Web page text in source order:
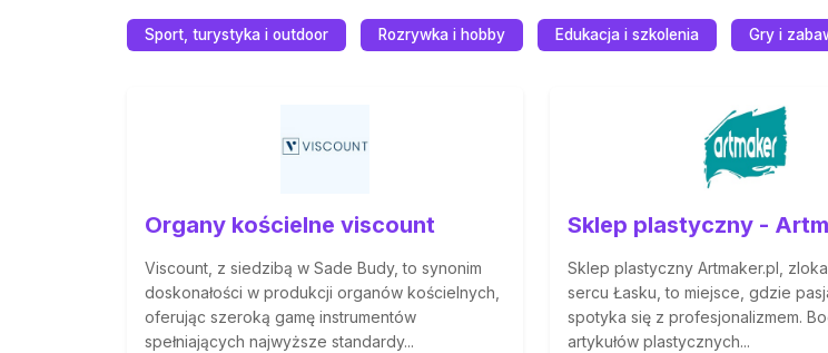
Sport, turystyka i outdoor Rozrywka i hobby Edukacja i szkolenia Gry i
Organy kościelne viscount
Viscount, z siedzibą w Sade Budy, to synonim
doskonałości w produkcji organów kościelnych,
oferując szeroką gamę instrumentów
spełniających najwyższe standardy...
Sklep plastyczny -
Sklep plastyczny Artmaker.pl,
sercu Łasku, to miejsce, gdzie
spotyka się z profesjonalizmem.
artykułów plastycznych...